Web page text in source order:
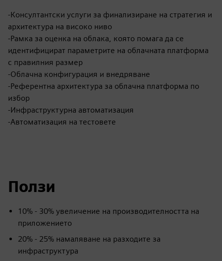
-Консултантски услуги за финализиране на стратегия и
архитектура на високо ниво
-Рамка за оценка на облака, която помага да се
идентифицират параметрите на облачната платформа
с правилния размер
-Облачна конфигурация и внедряване
-Референтна архитектура за облачна платформа по
избор
-Инфраструктурна автоматизация
-Автоматизация на тестовете
Ползи
10% - 30% увеличение на производителността на
приложението
20% - 25% намаляване на разходите за
инфраструктура